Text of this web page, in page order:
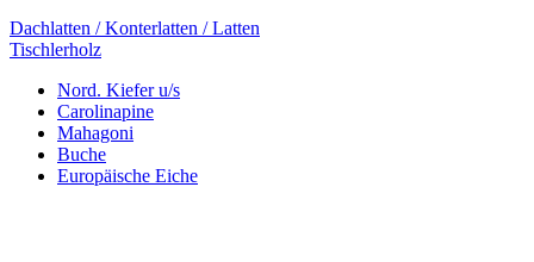
Dachlatten / Konterlatten / Latten
Tischlerholz
Nord. Kiefer u/s
Carolinapine
Mahagoni
Buche
Europäische Eiche